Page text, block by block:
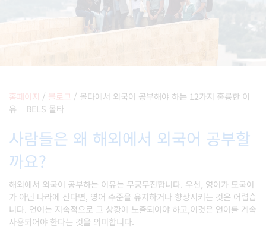
홈페이지 / 블로그 / 몰타에서 외국어 공부해야 하는 12가지 훌륭한 이
유 – BELS 몰타
사람들은 왜 해외에서 외국어 공부할
까요?
해외에서 외국어 공부하는 이유는 무궁무진합니다. 우선, 영어가 모국어
가 아닌 나라에 산다면, 영어 수준을 유지하거나 향상시키는 것은 어렵습
니다. 언어는 지속적으로 그 상황에 노출되어야 하고,이것은 언어를 계속
사용되어야 한다는 것을 의미합니다.